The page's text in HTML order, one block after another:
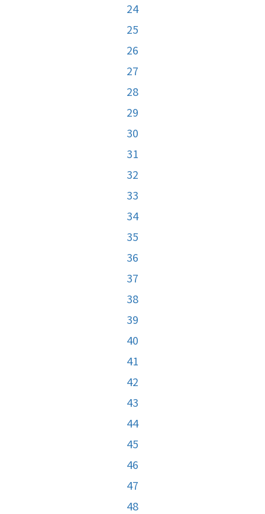
24
25
26
27
28
29
30
31
32
33
34
35
36
37
38
39
40
41
42
43
44
45
46
47
48